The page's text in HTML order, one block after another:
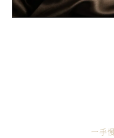
一手